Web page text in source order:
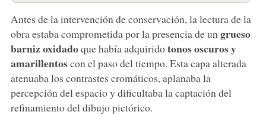
Antes de la intervención de conservación, la lectura de la
obra estaba comprometida por la presencia de un grueso
barniz oxidadoque había adquiridotonos oscuros y
amarillentoscon el paso del tiempo. Esta capa alterada
atenuaba los contrastes cromáticos, aplanaba la
percepción del espacio y dificultaba la captación del
refinamiento del dibujo pictórico.